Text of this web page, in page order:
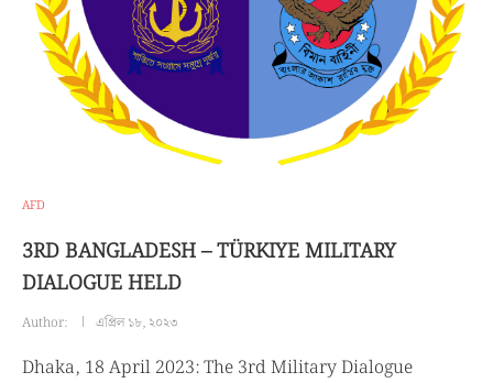
AFD
3RD BANGLADESH – TÜRKIYE MILITARY
DIALOGUE HELD
Author: এপ্রিল ১৮, ২০২৩
Dhaka, 18 April 2023: The 3rd Military Dialogue